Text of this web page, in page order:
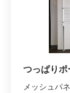
つっぱりポ
メッシュパ